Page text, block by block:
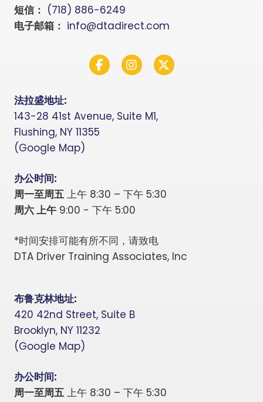
短信： (718) 886-6249
电子邮箱： info@dtadirect.com
FacebookInstagram
Twitter X
法拉盛地址:
143-28 41st Avenue, Suite M1,
Flushing, NY 11355
(Google Map)
办公时间:
周一至周五 上午 8:30 – 下午 5:30
周六 上午 9:00 - 下午 5:00
*时间安排可能有所不同，请致电
DTA Driver Training Associates, Inc
布鲁克林地址:
420 42nd Street, Suite B
Brooklyn, NY 11232
(Google Map)
办公时间:
周一至周五 上午 8:30 – 下午 5:30